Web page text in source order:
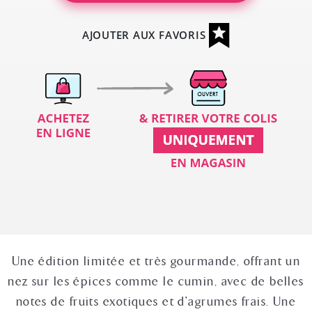
AJOUTER AUX FAVORIS
Une édition limitée et très gourmande, offrant un
nez sur les épices comme le cumin, avec de belles
notes de fruits exotiques et d'agrumes frais. Une